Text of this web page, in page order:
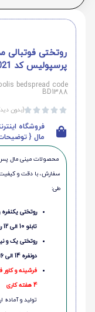
روتختی فوتبالی
پرسپولیس کد BD1021
bedspread code
BD1388




(بدون
فروشگاه
مال {
محصولات مینی‌ مال
سفارش، با دقت و کیفیت
طی:
روتختی یکنفره
تابلو 10 الی 12 روزکاری
روتختی یک و
دونفره 14 الی 16 روزکاری
فرشینه و کاور
4 هفته کاری
تولید و آماده